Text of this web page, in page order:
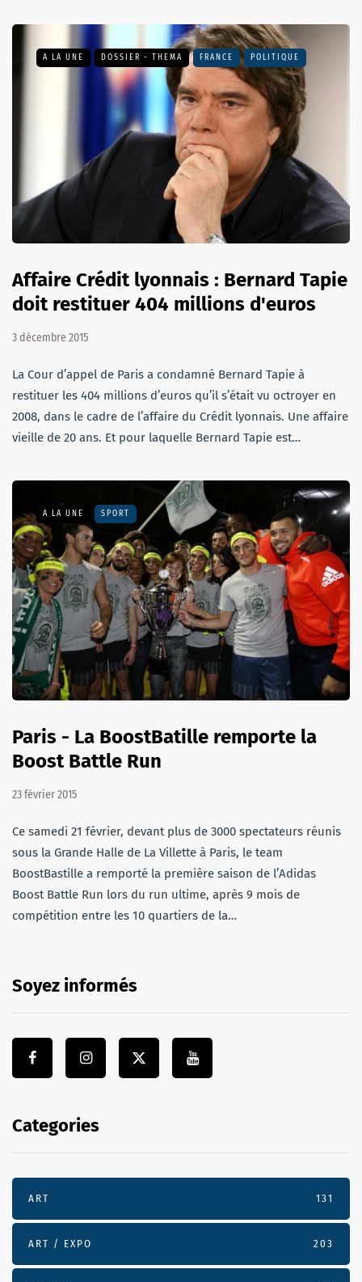
A LA UNE DOSSIER - THEMA FRANCE POLITIQUE
Affaire Crédit lyonnais : Bernard Tapie
doit restituer 404 millions d'euros
3 décembre 2015
La Cour d’appel de Paris a condamné Bernard Tapie à
restituer les 404 millions d’euros qu’il s’était vu octroyer en
2008, dans le cadre de l’affaire du Crédit lyonnais. Une affaire
vieille de 20 ans. Et pour laquelle Bernard Tapie est…
A LA UNE SPORT
Paris - La BoostBatille remporte la
Boost Battle Run
23 février 2015
Ce samedi 21 février, devant plus de 3000 spectateurs réunis
sous la Grande Halle de La Villette à Paris, le team
BoostBastille a remporté la première saison de l’Adidas
Boost Battle Run lors du run ultime, après 9 mois de
compétition entre les 10 quartiers de la…
Soyez informés
Categories
ART 131
ART / EXPO 203